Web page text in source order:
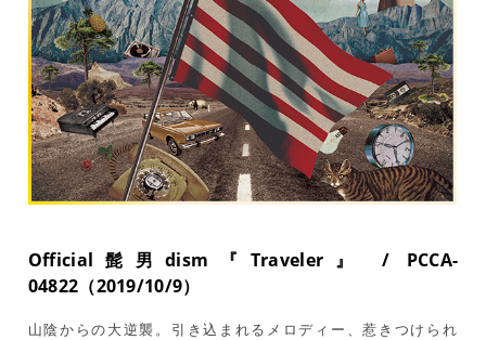
Official髭男dism『Traveler』 / PCCA-
04822（2019/10/9）
山陰からの大逆襲。引き込まれるメロディー、惹きつけられ